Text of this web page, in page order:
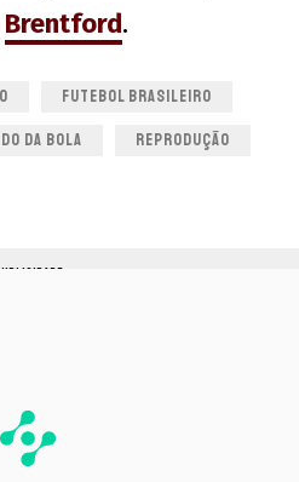
Brentford.
FUTEBOL BRASILEIRO
DA BOLA REPRODUÇÃO